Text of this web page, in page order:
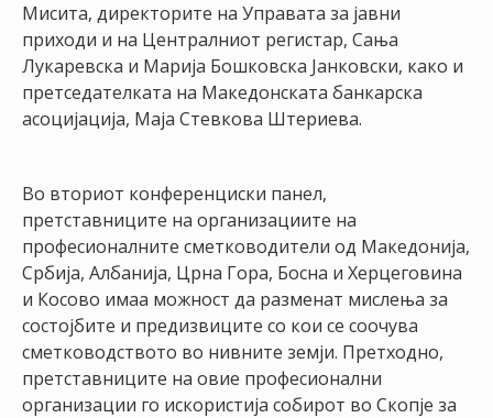
Мисита, директорите на Управата за јавни
приходи и на Централниот регистар, Сања
Лукаревска и Марија Бошковска Јанковски, како и
претседателката на Македонската банкарска
асоцијација, Маја Стевкова Штериева.
Во вториот конференциски панел,
претставниците на организациите на
професионалните сметководители од Македонија,
Србија, Албанија, Црна Гора, Босна и Херцеговина
и Косово имаа можност да разменат мислења за
состојбите и предизвиците со кои се соочува
сметководството во нивните земји. Претходно,
претставниците на овие професионални
организации го искористија собирот во Скопје за